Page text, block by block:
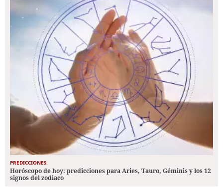
PREDICCIONES
Horóscopo de hoy: predicciones para Aries, Tauro, Géminis y los 12
signos del zodiaco